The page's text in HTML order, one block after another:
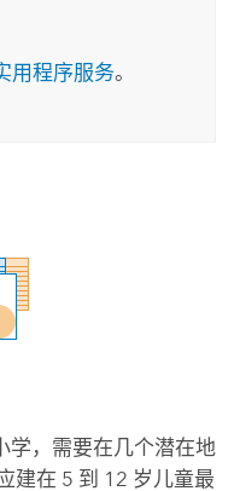
用程序服务。
学，需要在几个潜在地
建在 5 到 12 岁儿童最